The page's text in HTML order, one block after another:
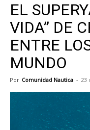
EL
VIDA” DE
ENTRE
MUNDO
Por Comunidad Nautica - 23